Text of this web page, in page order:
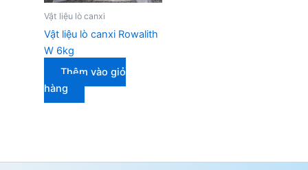
Vật liệu lò canxi
Vật liệu lò canxi Rowalith
W 6kg
Thêm vào giỏ
hàng